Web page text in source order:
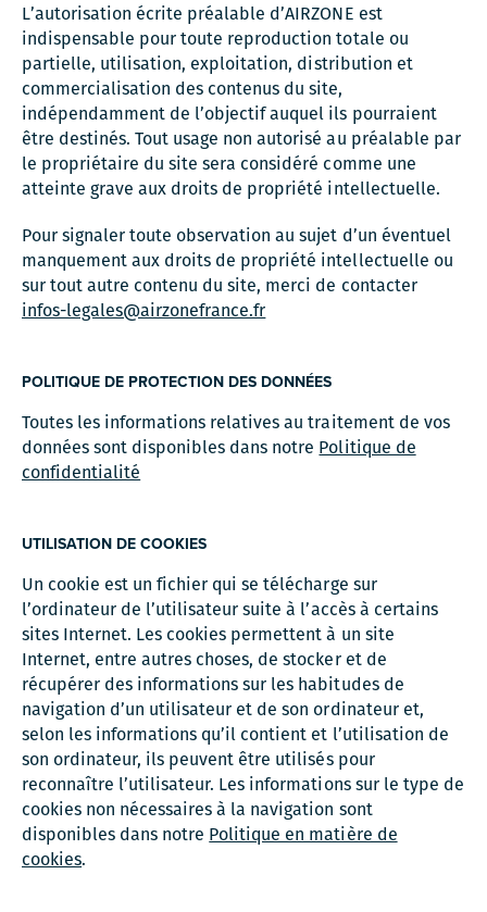
L’autorisation écrite préalable d’AIRZONE est
indispensable pour toute reproduction totale ou
partielle, utilisation, exploitation, distribution et
commercialisation des contenus du site,
indépendamment de l’objectif auquel ils pourraient
être destinés. Tout usage non autorisé au préalable par
le propriétaire du site sera considéré comme une
atteinte grave aux droits de propriété intellectuelle.
Pour signaler toute observation au sujet d’un éventuel
manquement aux droits de propriété intellectuelle ou
sur tout autre contenu du site, merci de contacter
infos-legales@airzonefrance.fr
POLITIQUE DE PROTECTION DES DONNÉES
Toutes les informations relatives au traitement de vos
données sont disponibles dans notre Politique de
confidentialité
UTILISATION DE COOKIES
Un cookie est un fichier qui se télécharge sur
l’ordinateur de l’utilisateur suite à l’accès à certains
sites Internet. Les cookies permettent à un site
Internet, entre autres choses, de stocker et de
récupérer des informations sur les habitudes de
navigation d’un utilisateur et de son ordinateur et,
selon les informations qu’il contient et l’utilisation de
son ordinateur, ils peuvent être utilisés pour
reconnaître l’utilisateur. Les informations sur le type de
cookies non nécessaires à la navigation sont
disponibles dans notre Politique en matière de
cookies.